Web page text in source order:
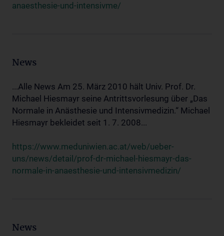
anaesthesie-und-intensivme/
News
...Alle News Am 25. März 2010 hält Univ. Prof. Dr.
Michael Hiesmayr seine Antrittsvorlesung über „Das
Normale in Anästhesie und Intensivmedizin.“ Michael
Hiesmayr bekleidet seit 1. 7. 2008...
https://www.meduniwien.ac.at/web/ueber-
uns/news/detail/prof-dr-michael-hiesmayr-das-
normale-in-anaesthesie-und-intensivmedizin/
News